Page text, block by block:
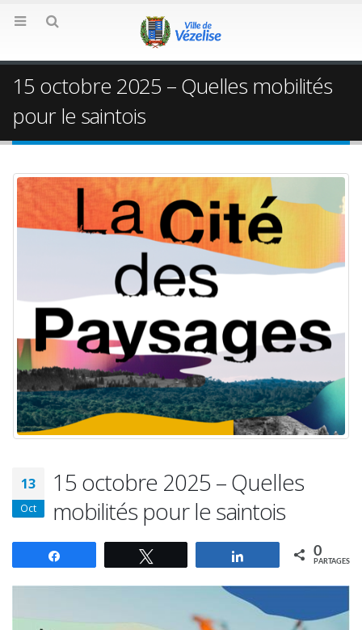
15 octobre 2025 – Quelles mobilités
pour le saintois
13
Oct
15 octobre 2025 – Quelles
mobilités pour le saintois
Partagez 0
PARTAGES